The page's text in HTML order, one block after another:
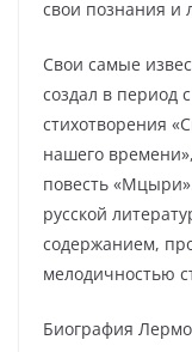
свои познания и
Свои самые
создал в период
стихотворения
нашего
повесть
русской
содержанием,
мелодичностью
Биография